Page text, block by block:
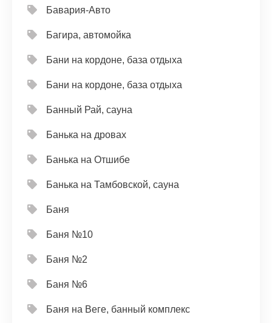
Бавария-Авто
Багира, автомойка
Бани на кордоне, база отдыха
Бани на кордоне, база отдыха
Банный Рай, сауна
Банька на дровах
Банька на Отшибе
Банька на Тамбовской, сауна
Баня
Баня №10
Баня №2
Баня №6
Баня на Веге, банный комплекс